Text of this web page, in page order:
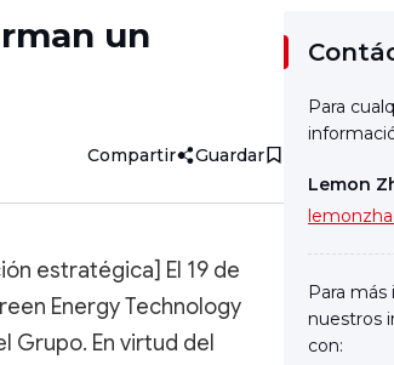
un
Compartir Guardar
estratégica] El 19 de
Energy Technology
Grupo. En virtud del
Para
Lemon
Para
nuestros
con: